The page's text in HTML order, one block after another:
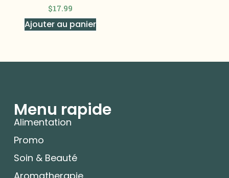
$17.99
Ajouter au panier
Menu rapide
Alimentation
Promo
Soin & Beauté